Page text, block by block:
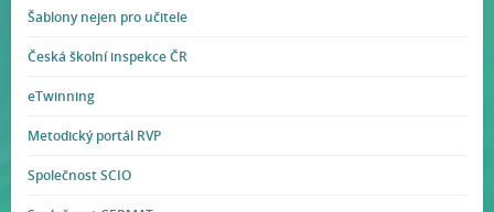
Šablony nejen pro učitele
Česká školní inspekce ČR
eTwinning
Metodický portál RVP
Společnost SCIO